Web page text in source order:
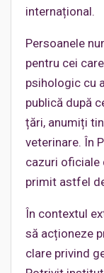
internațional.
Persoanele
pentru cei
psihologic cu
publică după
țări, anumiți
veterinare. În
cazuri oficiale
primit astfel
În contextul
să acționeze
clare privind